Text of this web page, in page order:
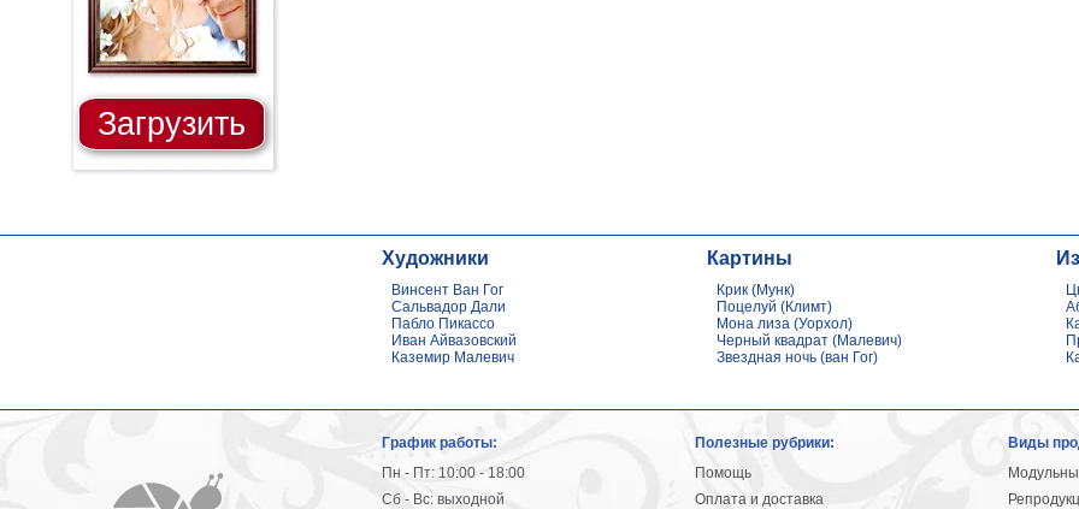
Загрузить
Художники
Винсент Ван Гог
Сальвадор Дали
Пабло Пикассо
Иван Айвазовский
Каземир Малевич
Картины
Крик (Мунк)
Поцелуй (Климт)
Мона лиза (Уорхол)
Черный квадрат (Малевич)
Звездная ночь (ван Гог)
График работы:
Пн - Пт: 10:00 - 18:00
Сб - Вс: выходной
Полезные рубрики:
Помощь
Оплата и доставка
Виды